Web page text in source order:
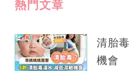
熱門文章
清胎
機會